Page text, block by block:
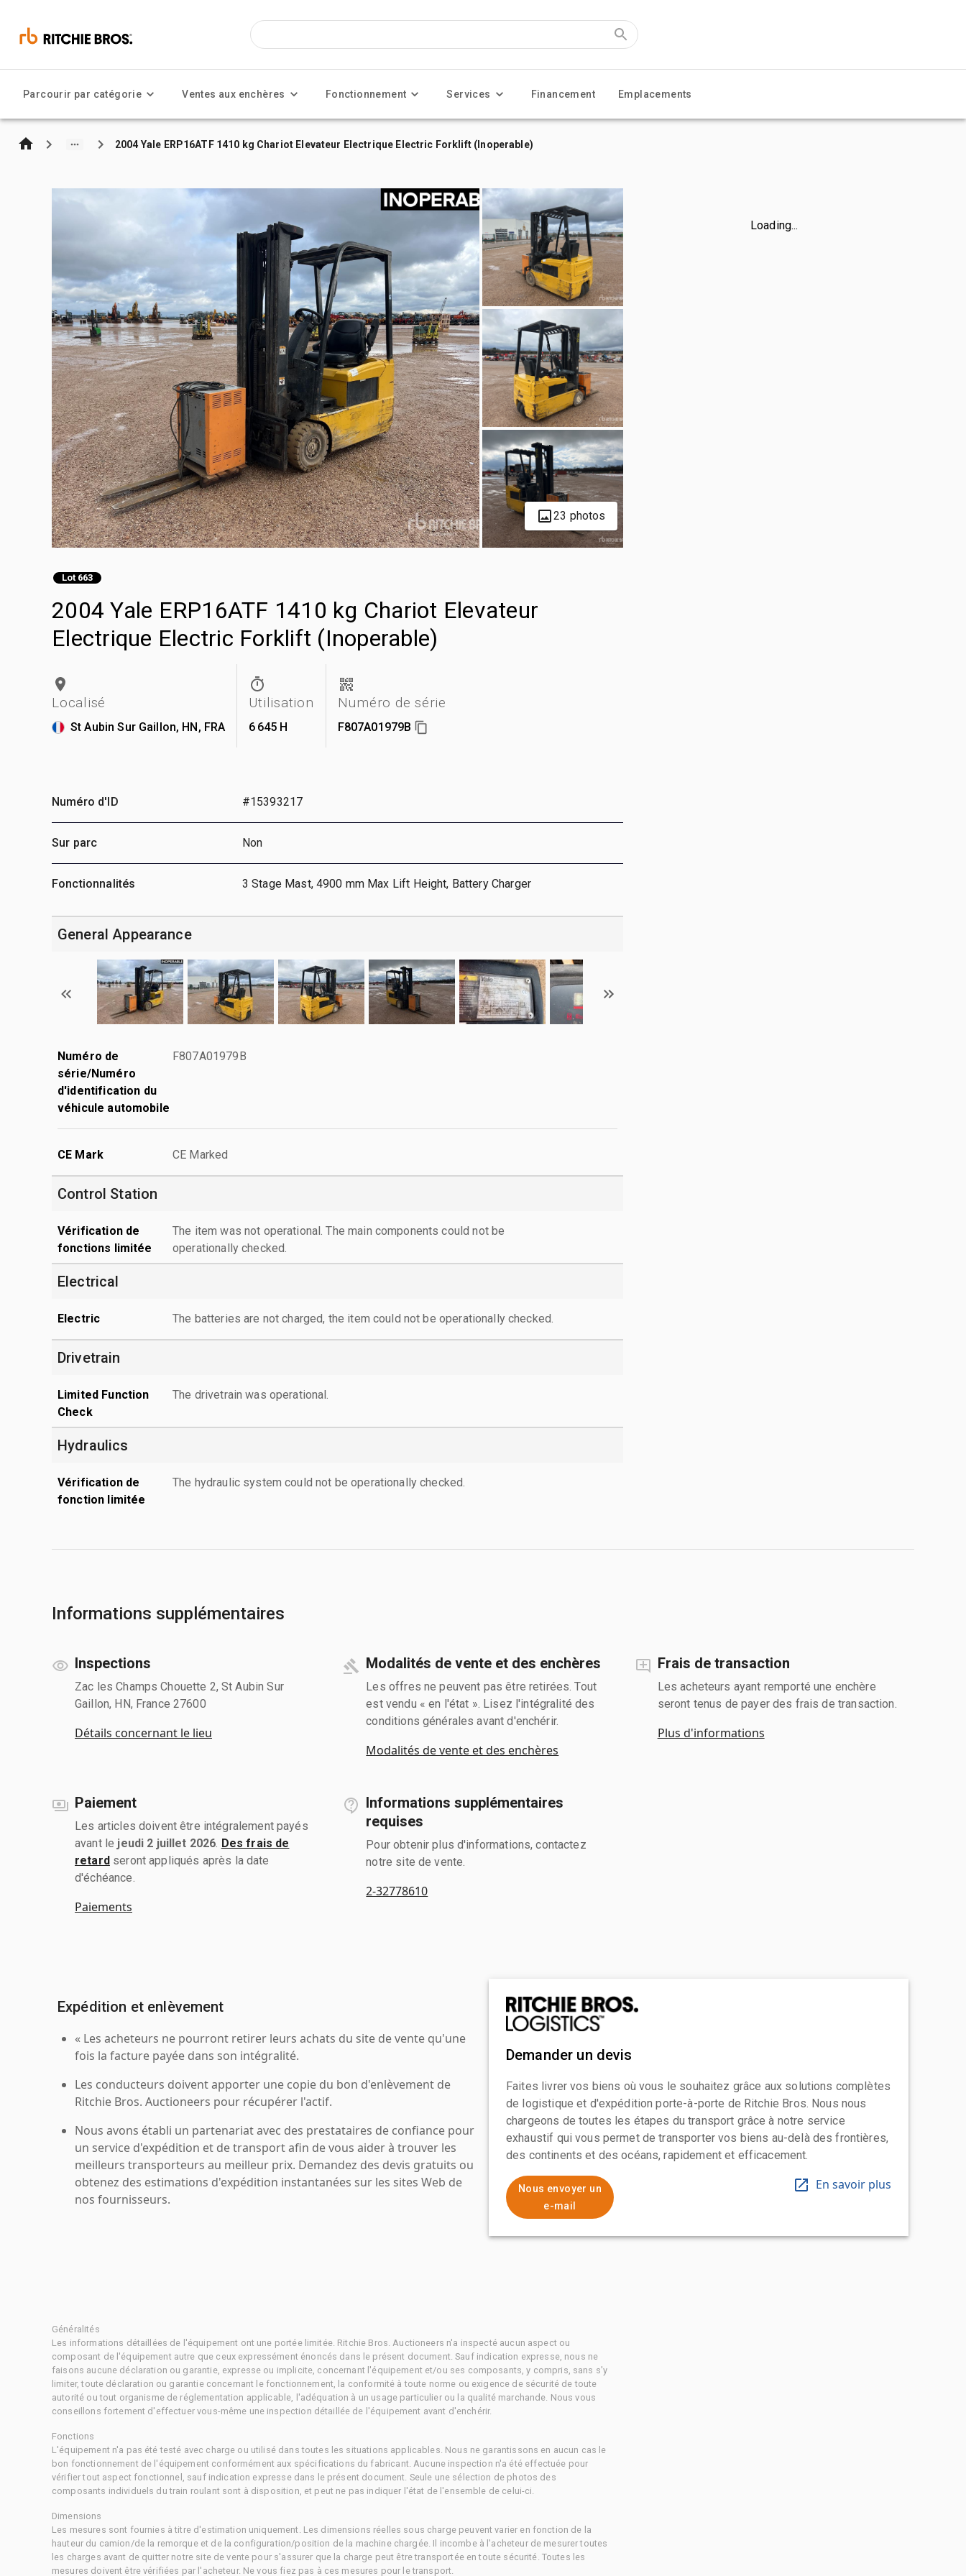
Parcourir par catégorie Ventes aux enchères Fonctionnement Services Financement Emplacements
2004 Yale ERP16ATF 1410 kg Chariot Elevateur Electrique Electric Forklift (Inoperable)
23 photos
Lot 663
2004 Yale ERP16ATF 1410 kg Chariot Elevateur
Electrique Electric Forklift (Inoperable)
Localisé
St Aubin Sur Gaillon, HN, FRA
Utilisation
6 645 H
Numéro de série
F807A01979B
Loading...
Numéro d'ID #15393217
Sur parc Non
Fonctionnalités 3 Stage Mast, 4900 mm Max Lift Height, Battery Charger
General Appearance
Numéro de
série/Numéro
d'identification du
véhicule automobile
F807A01979B
CE Mark CE Marked
Control Station
Vérification de
fonctions limitée
The item was not operational. The main components could not be
operationally checked.
Electrical
Electric The batteries are not charged, the item could not be operationally checked.
Drivetrain
Limited Function
Check
The drivetrain was operational.
Hydraulics
Vérification de
fonction limitée
The hydraulic system could not be operationally checked.
Informations supplémentaires
Inspections
Zac les Champs Chouette 2, St Aubin Sur
Gaillon, HN, France 27600
Détails concernant le lieu
Modalités de vente et des enchères
Les offres ne peuvent pas être retirées. Tout
est vendu « en l'état ». Lisez l'intégralité des
conditions générales avant d'enchérir.
Modalités de vente et des enchères
Frais de transaction
Les acheteurs ayant remporté une enchère
seront tenus de payer des frais de transaction.
Plus d'informations
Paiement
Les articles doivent être intégralement payés
avant le jeudi 2 juillet 2026 Des frais de
retardseront appliqués après la date
d'échéance.
Paiements
Informations supplémentaires
requises
Pour obtenir plus d'informations, contactez
notre site de vente.
2-32778610
Expédition et enlèvement
« Les acheteurs ne pourront retirer leurs achats du site de vente qu'une
fois la facture payée dans son intégralité.
Les conducteurs doivent apporter une copie du bon d'enlèvement de
Ritchie Bros. Auctioneers pour récupérer l'actif.
Nous avons établi un partenariat avec des prestataires de confiance pour
un service d'expédition et de transport afin de vous aider à trouver les
meilleurs transporteurs au meilleur prix. Demandez des devis gratuits ou
obtenez des estimations d'expédition instantanées sur les sites Web de
nos fournisseurs.
Demander un devis
Faites livrer vos biens où vous le souhaitez grâce aux solutions complètes
de logistique et d'expédition porte-à-porte de Ritchie Bros. Nous nous
chargeons de toutes les étapes du transport grâce à notre service
exhaustif qui vous permet de transporter vos biens au-delà des frontières,
des continents et des océans, rapidement et efficacement.
Nous envoyer un
e-mail
En savoir plus
Généralités
Les informations détaillées de l'équipement ont une portée limitée. Ritchie Bros. Auctioneers n'a inspecté aucun aspect ou
composant de l'équipement autre que ceux expressément énoncés dans le présent document. Sauf indication expresse, nous ne
faisons aucune déclaration ou garantie, expresse ou implicite, concernant l'équipement et/ou ses composants, y compris, sans s'y
limiter, toute déclaration ou garantie concernant le fonctionnement, la conformité à toute norme ou exigence de sécurité de toute
autorité ou tout organisme de réglementation applicable, l'adéquation à un usage particulier ou la qualité marchande. Nous vous
conseillons fortement d'effectuer vous-même une inspection détaillée de l'équipement avant d'enchérir.
Fonctions
L'équipement n'a pas été testé avec charge ou utilisé dans toutes les situations applicables. Nous ne garantissons en aucun cas le
bon fonctionnement de l'équipement conformément aux spécifications du fabricant. Aucune inspection n'a été effectuée pour
vérifier tout aspect fonctionnel, sauf indication expresse dans le présent document. Seule une sélection de photos des
composants individuels du train roulant sont à disposition, et peut ne pas indiquer l'état de l'ensemble de celui-ci.
Dimensions
Les mesures sont fournies à titre d'estimation uniquement. Les dimensions réelles sous charge peuvent varier en fonction de la
hauteur du camion/de la remorque et de la configuration/position de la machine chargée. Il incombe à l'acheteur de mesurer toutes
les charges avant de quitter notre site de vente pour s'assurer que la charge peut être transportée en toute sécurité. Toutes les
mesures doivent être vérifiées par l'acheteur. Ne vous fiez pas à ces mesures pour le transport.